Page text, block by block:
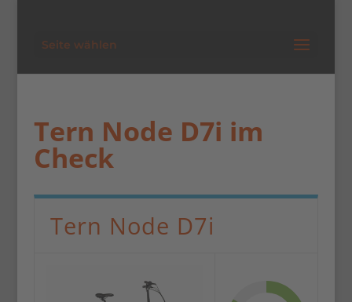
Seite wählen
Tern Node D7i im
Check
Tern Node D7i